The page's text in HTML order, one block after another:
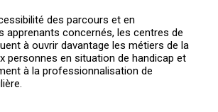
des parcours et en
apprenants concernés, les centres de
à ouvrir davantage les métiers de la
personnes en situation de handicap et
à la professionnalisation de